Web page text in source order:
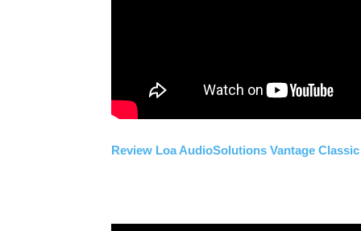
Review Loa AudioSolutions Vantage Classic